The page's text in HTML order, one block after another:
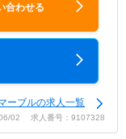
合わせる
ーブルの求人一覧
02 求人番号：9107328